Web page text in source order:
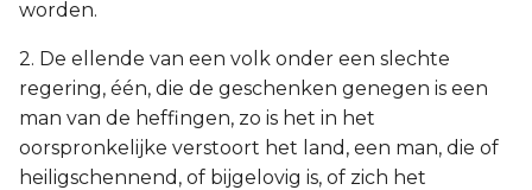
worden.
2. De ellende van een volk onder een slechte
regering, één, die de geschenken genegen is een
man van de heffingen, zo is het in het
oorspronkelijke verstoort het land, een man, die of
heiligschennend, of bijgelovig is, of zich het